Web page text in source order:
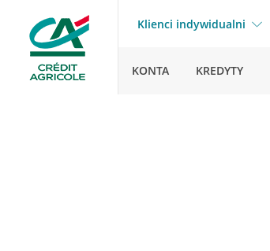
Klienci indywidualni
KONTA KREDYTY